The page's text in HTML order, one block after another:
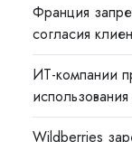
Франция
согласия
ИТ-компании
Wildberries